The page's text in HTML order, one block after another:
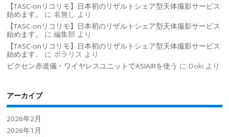
【TASC-onリコリモ】日本初のリザルトシェア型天体撮影サービス
始めます。
に名無し より
【TASC-onリコリモ】日本初のリザルトシェア型天体撮影サービス
始めます。
に編集部 より
【TASC-onリコリモ】日本初のリザルトシェア型天体撮影サービス
始めます。
にポラリス より
ビクセン赤道儀・ワイヤレスユニットでASIAIRを使う に Doki より
アーカイブ
2026年2月
2026年1月